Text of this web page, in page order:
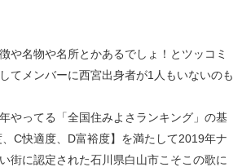
や名物や名所とかあるでしょ！とツッコミ
てメンバーに西宮出身者が1人もいないのも
やってる「全国住みよさランキング」の基
C快適度、D富裕度】を満たして2019年ナ
街に認定された石川県白山市こそこの歌に